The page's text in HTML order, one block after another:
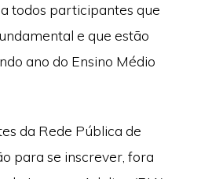
todos participantes que
e que estão
ano do Ensino Médio
da Rede Pública de
para se inscrever, fora